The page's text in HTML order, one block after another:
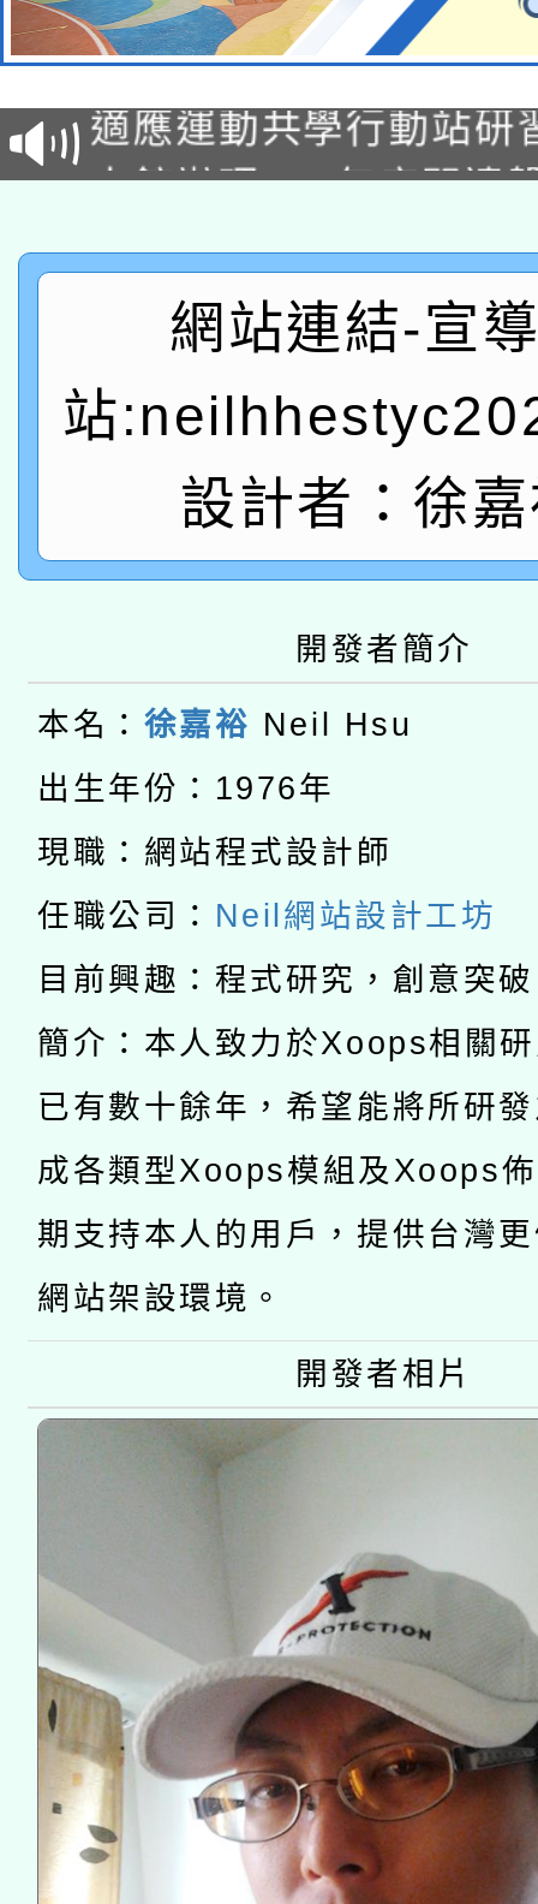
本校115學年度第2次
招甄選結果公告(無人
招)
適應運動共學行動站研
本館辦理115年度閱讀
礎課程
A3數位素養講師名單
「數位內容與教學軟
pilot」
有關大陸委員會函釋公
薪期間赴陸應申請許可
轉知經濟部水利署委託
業技術研究院辦理「
動」
115年8月22日(星期六
開 智慧啟航」
2026年桃園地景藝術
本校115學年度第2次
招甄選結果公告(無人
招)
適應運動共學行動站研
本館辦理115年度閱讀
暨閱讀推動專業研習
科技賦能─人工智慧
礎課程
A3數位素養講師名單
pilot」
轉知經濟部水利署委託
動」
115年8月22日(星期六
桃園市孔廟祈福系列
2026年桃園地景藝術
網站連結-宣
站
設計者：徐
開發者簡介
本名： 徐嘉裕 Neil Hsu
出生年份：1976年
現職：網站程式設計師
任職公司： Neil網站設計工坊
目前興趣：程式研究，創意突
簡介：本人致力於Xoops相關
已有數十餘年，希望能將所研
成各類型Xoops模組及Xoops
期支持本人的用戶，提供台灣
網站架設環境。
開發者相片